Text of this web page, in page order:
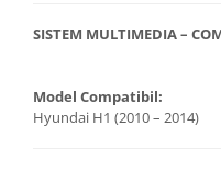
SISTEM MULTIMEDIA –
Model Compatibil:
Hyundai H1 (2010 – 2014)